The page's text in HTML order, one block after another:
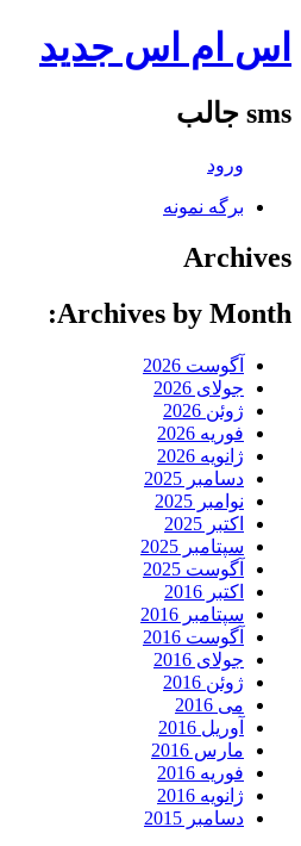
اس ام اس جدید
sms جالب
ورود
برگه نمونه
Archives
Archives by Month:
آگوست 2026
جولای 2026
ژوئن 2026
فوریه 2026
ژانویه 2026
دسامبر 2025
نوامبر 2025
اکتبر 2025
سپتامبر 2025
آگوست 2025
اکتبر 2016
سپتامبر 2016
آگوست 2016
جولای 2016
ژوئن 2016
می 2016
آوریل 2016
مارس 2016
فوریه 2016
ژانویه 2016
دسامبر 2015